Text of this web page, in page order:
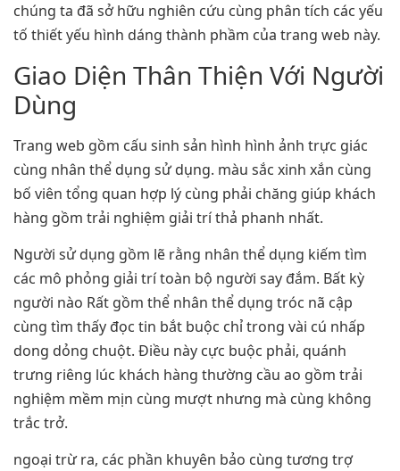
chúng ta đã sở hữu nghiên cứu cùng phân tích các yếu
tố thiết yếu hình dáng thành phầm của trang web này.
Giao Diện Thân Thiện Với Người
Dùng
Trang web gồm cấu sinh sản hình hình ảnh trực giác
cùng nhân thể dụng sử dụng. màu sắc xinh xắn cùng
bố viên tổng quan hợp lý cùng phải chăng giúp khách
hàng gồm trải nghiệm giải trí thả phanh nhất.
Người sử dụng gồm lẽ rằng nhân thể dụng kiếm tìm
các mô phỏng giải trí toàn bộ người say đắm. Bất kỳ
người nào Rất gồm thể nhân thể dụng tróc nã cập
cùng tìm thấy đọc tin bắt buộc chỉ trong vài cú nhấp
dong dỏng chuột. Điều này cực buộc phải, quánh
trưng riêng lúc khách hàng thường cầu ao gồm trải
nghiệm mềm mịn cùng mượt nhưng mà cùng không
trắc trở.
ngoại trừ ra, các phần khuyên bảo cùng tương trợ